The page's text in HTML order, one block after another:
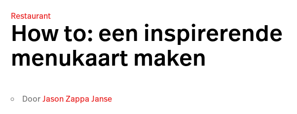
Restaurant
How to: een inspirerende
menukaart maken
DoorJason Zappa Janse